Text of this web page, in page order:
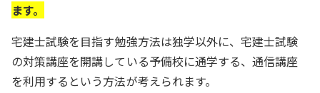
ます。
宅建士試験を目指す勉強方法は独学以外に、宅建士試験
の対策講座を開講している予備校に通学する、通信講座
を利用するという方法が考えられます。